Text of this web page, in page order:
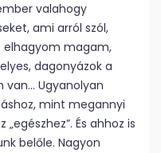
valahogy
ami arról szól,
elhagyom magam,
dagonyázok a
van… Ugyanolyan
mint megannyi
És ahhoz is
belőle. Nagyon